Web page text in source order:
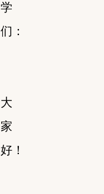
学
们：
大
家
好！